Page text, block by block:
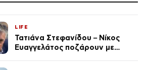
LIFE
Τατιάνα Στεφανίδου – Νίκος
Ευαγγελάτος ποζάρουν με